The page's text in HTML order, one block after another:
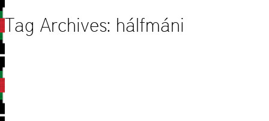
Tag Archives: hálfmáni